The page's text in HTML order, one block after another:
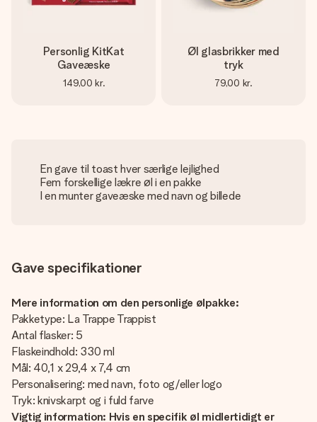
Personlig KitKat
Gaveæske
149,00 kr.
Øl glasbrikker med
tryk
79,00 kr.
En gave til toast hver særlige lejlighed
Fem forskellige lækre øl i en pakke
I en munter gaveæske med navn og billede
Gave specifikationer
Mere information om den personlige ølpakke:
Pakketype: La Trappe Trappist
Antal flasker: 5
Flaskeindhold: 330 ml
Mål: 40,1 x 29,4 x 7,4 cm
Personalisering: med navn, foto og/eller logo
Tryk: knivskarpt og i fuld farve
Vigtig information: Hvis en specifik øl midlertidigt er